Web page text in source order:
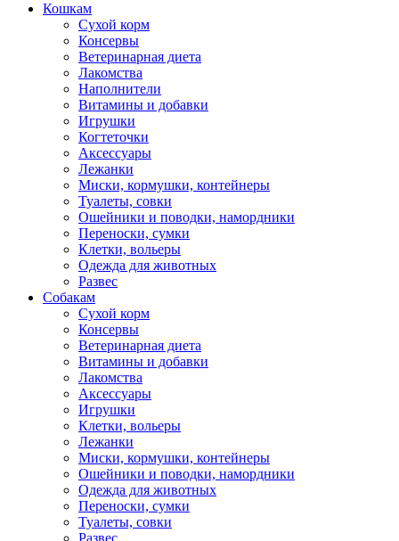
Кошкам
Сухой корм
Консервы
Ветеринарная диета
Лакомства
Наполнители
Витамины и добавки
Игрушки
Когтеточки
Аксессуары
Лежанки
Миски, кормушки, контейнеры
Туалеты, совки
Ошейники и поводки, намордники
Переноски, сумки
Клетки, вольеры
Одежда для животных
Развес
Собакам
Сухой корм
Консервы
Ветеринарная диета
Витамины и добавки
Лакомства
Аксессуары
Игрушки
Клетки, вольеры
Лежанки
Миски, кормушки, контейнеры
Ошейники и поводки, намордники
Одежда для животных
Переноски, сумки
Туалеты, совки
Развес